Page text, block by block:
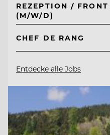
REZEPTION /
(M/W/D)
CHEF DE RANG
Entdecke alle Jobs